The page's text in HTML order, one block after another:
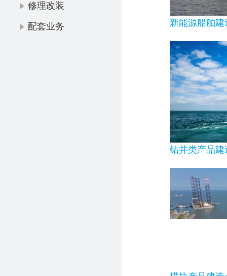
修理改装
配套业务 新能源船舶建
钻井类产品建